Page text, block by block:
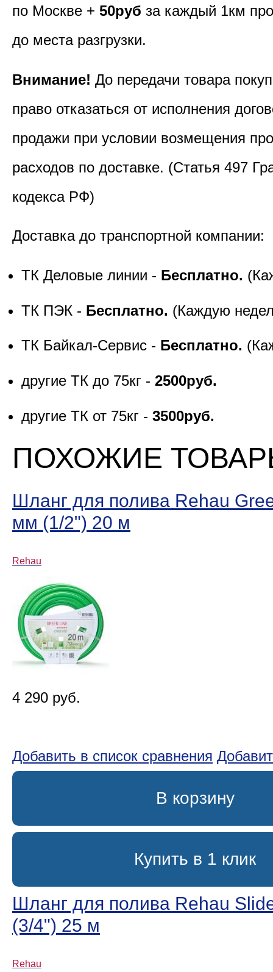
по Москве + 50руб за каждый 1км
до места разгрузки.
Внимание! До передачи товара
право отказаться от исполнения
продажи при условии возмещения
расходов по доставке. (Статья 497
кодекса РФ)
Доставка до транспортной компании:
ТК Деловые линии - Бесплатно.
ТК ПЭК - Бесплатно. (Каждую
ТК Байкал-Сервис - Бесплатно.
другие ТК до 75кг - 2500руб.
другие ТК от 75кг - 3500руб.
ПОХОЖИЕ
Шланг для полива Rehau
мм (1/2ʺ) 20 м
Rehau
4 290 руб.
Добавить в список сравнения
В корзину
Купить в 1 клик
Шланг для полива Rehau
(3/4ʺ) 25 м
Rehau